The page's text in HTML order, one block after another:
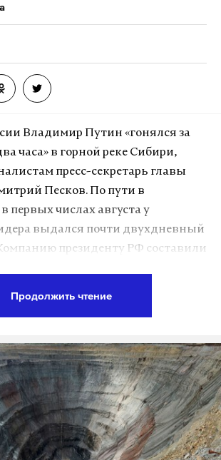
Владимир Путин «гонялся за
часа» в горной реке Сибири,
пресс-секретарь главы
Песков. По пути в
первых числах августа у
выдался почти двухдневный
президенту РФ составили
озер, позанимался подводной
сплавлялся по горным рекам,
на моторных лодках и плотах,
и на квадроциклах переходы по
пресс-секретарь Путина.
Продолжить чтение